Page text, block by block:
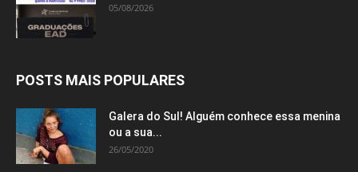
05/08/2026
POSTS MAIS POPULARES
Galera do Sul! Alguém conhece essa menina
ou a sua...
26/05/2020